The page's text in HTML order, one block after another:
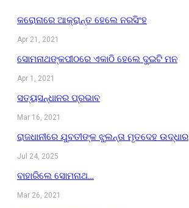
କରୋନାରେ ଆକ୍ରାନ୍ତ ହେଲେ ନରସିଂହ
Apr 21, 2021
ସୋମନାଥଙ୍କପୀଠରେ ଏକାଠି ହେଲେ ଦୁଇଟି ମନ
Apr 1, 2021
ସତ୍ୟସନ୍ଧାନର ପ୍ରଭାବ
Mar 16, 2021
ରାଜଧାନୀରେ ଯୁବତୀଙ୍କ ଝୁଲନ୍ତା ମୃତଦେହ ଉଦ୍ଧାର
Jul 24, 2025
ବାହାରିଲେ ସୋମନାଥ…
Mar 26, 2021